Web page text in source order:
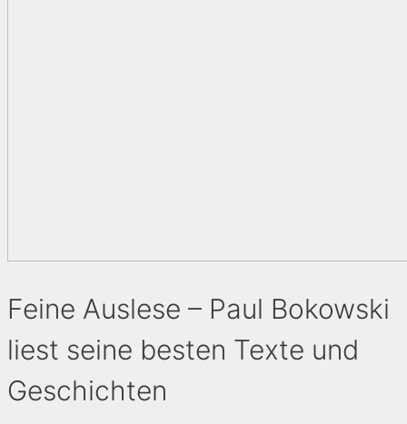
Feine Auslese – Paul Bokowski
liest seine besten Texte und
Geschichten